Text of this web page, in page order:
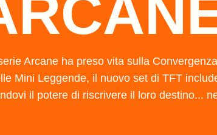
Arcane ha preso vita sulla
Mini Leggende, il nuovo set di TFT
il potere di riscrivere il loro destino...